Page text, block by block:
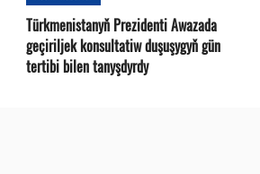
Türkmenistanyň Prezidenti Awazada
geçiriljek konsultatiw duşuşygyň gün
tertibi bilen tanyşdyrdy